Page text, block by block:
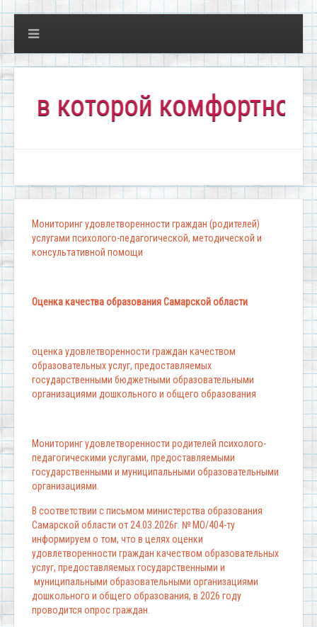
комфортно всем!"
Мониторинг удовлетворенности граждан (родителей)
услугами психолого-педагогической, методической и
консультативной помощи
Оценка качества образования Самарской области
оценка удовлетворенности граждан качеством
образовательных услуг, предоставляемых
государственными бюджетными образовательными
организациями дошкольного и общего образования
Мониторинг удовлетворенности родителей психолого-
педагогическими услугами, предоставляемыми
государственными и муниципальными образовательными
организациями.
В соответствии с письмом министерства образования
Самарской области от 24.03.2026г. № МО/404-ту
информируем о том, что в целях оценки
удовлетворенности граждан качеством образовательных
услуг, предоставляемых государственными и
муниципальными образовательными организациями
дошкольного и общего образования, в 2026 году
проводится опрос граждан.